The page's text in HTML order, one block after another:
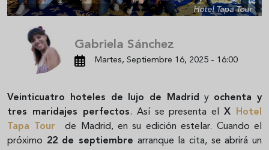
Hotel Tapa Tour
Gabriela Sánchez
Martes, Septiembre 16, 2025 - 16:00
Veinticuatro hoteles de lujo de Madrid yochenta y
tres maridajes perfectos. Así se presenta elX Hotel
Tapa Tour
de Madrid, en su edición estelar. Cuando el
próximo 22 de septiembre arranque la cita, se abrirá un